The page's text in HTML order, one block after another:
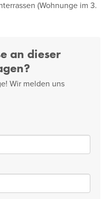
(Wohnunge im 3.
an dieser
Wir melden uns